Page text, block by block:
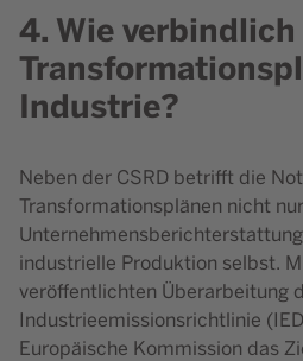
4. Wie
Industrie?
Neben der CSRD betrifft die
Transformationsplänen nicht
industrielle Produktion selbst.
veröffentlichten Überarbeitung
Industrieemissionsrichtlinie
Europäische Kommission das